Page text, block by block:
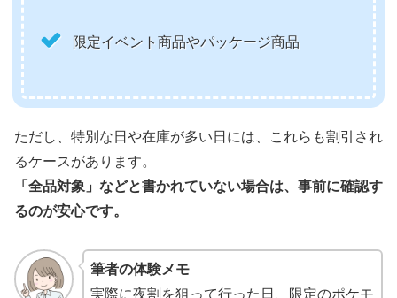
限定イベント商品やパッケージ商品
ただし、特別な日や在庫が多い日には、これらも割引され
るケースがあります。
「全品対象」などと書かれていない場合は、事前に確認す
るのが安心です。
筆者の体験メモ
実際に夜割を狙って行った日、限定のポケモ